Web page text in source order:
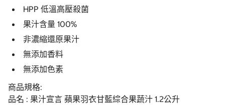
HPP 低溫高壓殺菌
果汁含量 100%
非濃縮還原果汁
無添加香料
無添加色素
商品規格:
品名 : 果汁宣言 蘋果羽衣甘藍綜合果蔬汁 1.2公升